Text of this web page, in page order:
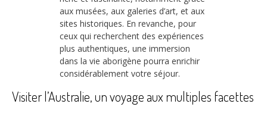
aux musées, aux galeries d’art, et aux
sites historiques. En revanche, pour
ceux qui recherchent des expériences
plus authentiques, une immersion
dans la vie aborigène pourra enrichir
considérablement votre séjour.
Visiter l’Australie, un voyage aux multiples facettes